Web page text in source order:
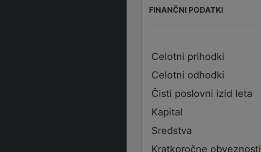
FINANČNI PODATKI
Celotni prihodki
Celotni odhodki
Čisti poslovni izid leta
Kapital
Sredstva
Kratkoročne obveznosti